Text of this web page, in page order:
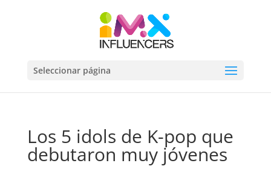
Seleccionar página
Los 5 idols de K-pop que
debutaron muy jóvenes